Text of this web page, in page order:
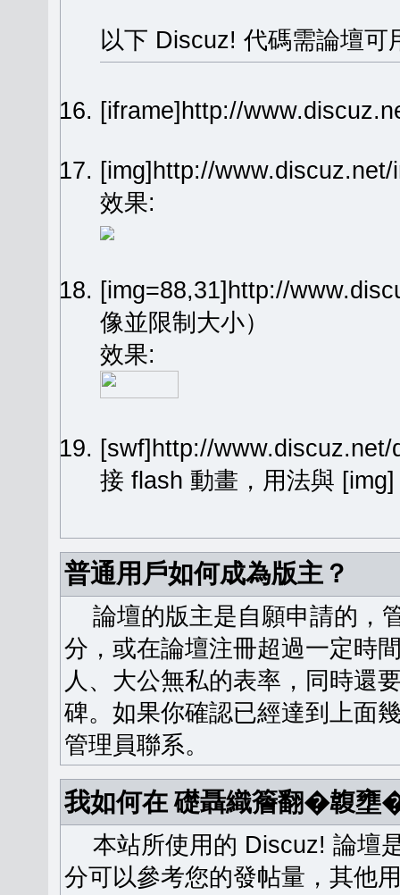
以下 Discuz! 代碼需論壇可
[iframe]http://
[img]http://
效果:
[img=88,31]http://
像並限制大小）
效果:
[swf]http://
接 flash 動畫，用法與
普通用戶如何成為版主？
論壇的版主是自願申請的，
分，或在論壇注冊超過一定時
人、大公無私的表率，同時還
碑。如果你確認已經達到上面
管理員聯系。
我如何在 礎聶織簷翻�䪖壅
本站所使用的 Discuz! 論壇
分可以參考您的發帖量，其他